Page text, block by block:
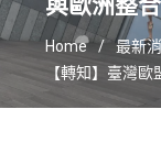
Home 最新
【轉知】臺灣